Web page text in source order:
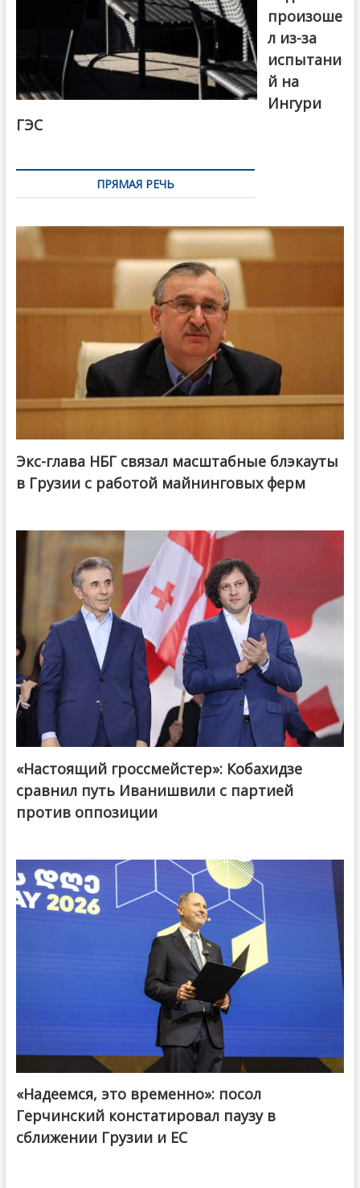
произоше
л из-за
испытани
й на
Ингури
ГЭС
ПРЯМАЯ РЕЧЬ
Экс-глава НБГ связал масштабные блэкауты
в Грузии с работой майнинговых ферм
@ქართული ოცნება / Georgian Dream
«Настоящий гроссмейстер»: Кобахидзе
сравнил путь Иванишвили с партией
против оппозиции
«Надеемся, это временно»: посол
Герчинский констатировал паузу в
сближении Грузии и ЕС